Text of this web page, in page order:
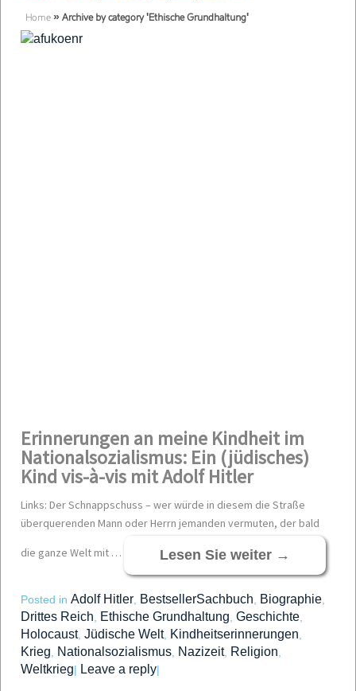
Home » Archive by category 'Ethische Grundhaltung'
Erinnerungen an meine Kindheit im
Nationalsozialismus: Ein (jüdisches)
Kind vis-à-vis mit Adolf Hitler
Links: Der Schnappschuss – wer würde in diesem die Straße
überquerenden Mann oder Herrn jemanden vermuten, der bald
die ganze Welt mit … Lesen Sie weiter →
Posted in Adolf Hitler BestsellerSachbuch Biographie
Drittes Reich Ethische Grundhaltung Geschichte
Holocaust, Jüdische Welt, Kindheitserinnerungen
Krieg Nationalsozialismus Nazizeit, Religion
Weltkrieg| Leave a reply|